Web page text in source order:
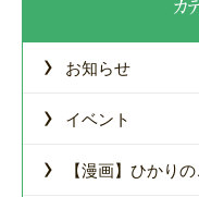
カ
› お知らせ
› イベント
› 【漫画】ひかり